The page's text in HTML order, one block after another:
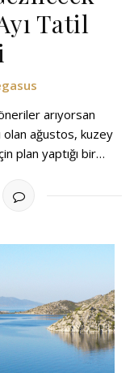
Tatil
arıyorsan
olan ağustos, kuzey
plan yaptığı bir…